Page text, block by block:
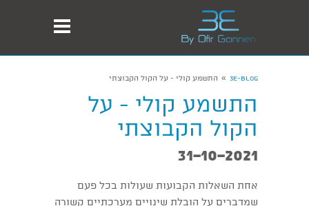
3E-Blog
» התשמע קולי - על הקול הקבוצתי
התשמע קולי - על
הקול הקבוצתי
31-10-2021
אחת השאלות הקבועות שעולות בכל פעם
שמדברים על הובלת שינויים מערכתיים קשורה